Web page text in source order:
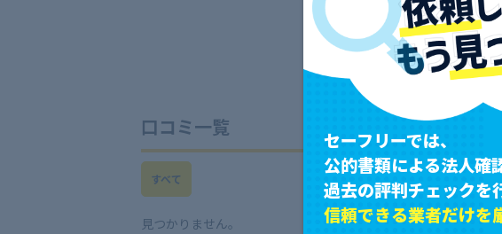
口コミ一覧
すべて
見つかりません。
セーフリーでは、
公的書類による法人確
過去の評判チェックを
信頼できる業者だけを